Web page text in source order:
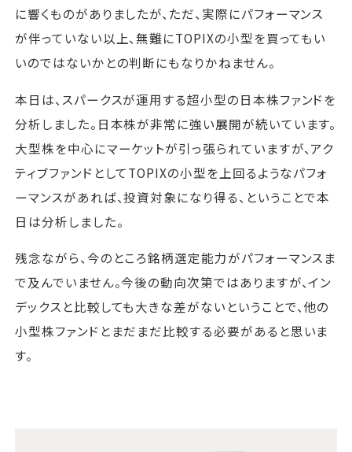
に響くものがありましたが、ただ、実際にパフォーマンス
が伴っていない以上、無難にTOPIXの小型を買ってもい
いのではないかとの判断にもなりかねません。
本日は、スパークスが運用する超小型の日本株ファンドを
分析しました。日本株が非常に強い展開が続いています。
大型株を中心にマーケットが引っ張られていますが、アク
ティブファンドとしてTOPIXの小型を上回るようなパフォ
ーマンスがあれば、投資対象になり得る、ということで本
日は分析しました。
残念ながら、今のところ銘柄選定能力がパフォーマンスま
で及んでいません。今後の動向次第ではありますが、イン
デックスと比較しても大きな差がないということで、他の
小型株ファンドとまだまだ比較する必要があると思いま
す。